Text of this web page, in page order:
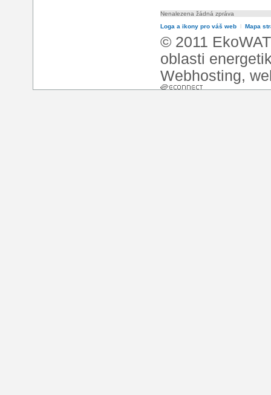
Nenalezena žádná zpráva
Loga a ikony pro váš web l Mapa
© 2011
oblasti
Webhosting,